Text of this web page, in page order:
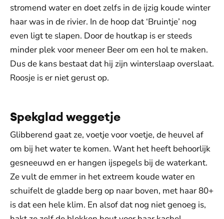
stromend water en doet zelfs in de ijzig koude winter
haar was in de rivier. In de hoop dat ‘Bruintje’ nog
even ligt te slapen. Door de houtkap is er steeds
minder plek voor meneer Beer om een hol te maken.
Dus de kans bestaat dat hij zijn winterslaap overslaat.
Roosje is er niet gerust op.
Spekglad weggetje
Glibberend gaat ze, voetje voor voetje, de heuvel af
om bij het water te komen. Want het heeft behoorlijk
gesneeuwd en er hangen ijspegels bij de waterkant.
Ze vult de emmer in het extreem koude water en
schuifelt de gladde berg op naar boven, met haar 80+
is dat een hele klim. En alsof dat nog niet genoeg is,